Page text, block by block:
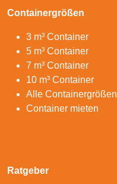
Containergrößen
3 m³ Container
5 m³ Container
7 m³ Container
10 m³ Container
Alle Containergrößen
Container mieten
Ratgeber